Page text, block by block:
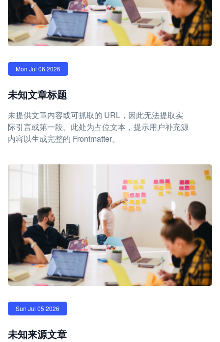
Mon Jul 06 2026
未知文章标题
未提供文章内容或可抓取的 URL，因此无法提取实
际引言或第一段。此处为占位文本，提示用户补充源
内容以生成完整的 Frontmatter。
Sun Jul 05 2026
未知来源文章